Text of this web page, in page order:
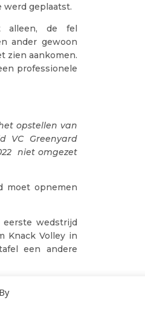
werd geplaatst.
alleen, de fel
ander gewoon
zien aankomen.
professionele
opstellen van
VC Greenyard
niet omgezet
moet opnemen
wedstrijd
Knack Volley in
een andere